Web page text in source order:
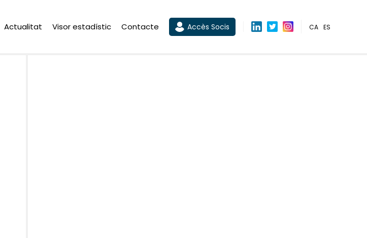
Actualitat Visor estadístic Contacte Accès Socis CA ES